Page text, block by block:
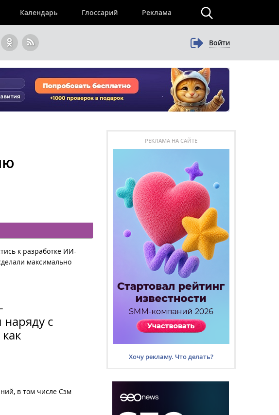
Календарь Глоссарий Реклама
Войти
к разработке ИИ-
максимально
с
в том числе Сэм
РЕКЛАМА НА САЙТЕ
Хочу рекламу. Что делать?